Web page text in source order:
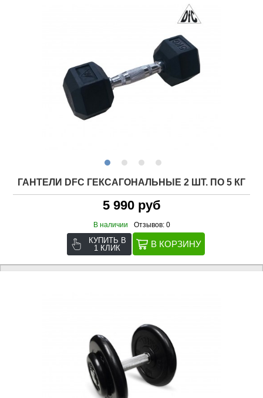
ГАНТЕЛИ DFC ГЕКСАГОНАЛЬНЫЕ 2 ШТ. ПО 5 КГ
5 990 руб
В наличии Отзывов: 0
КУПИТЬ В
1 КЛИК